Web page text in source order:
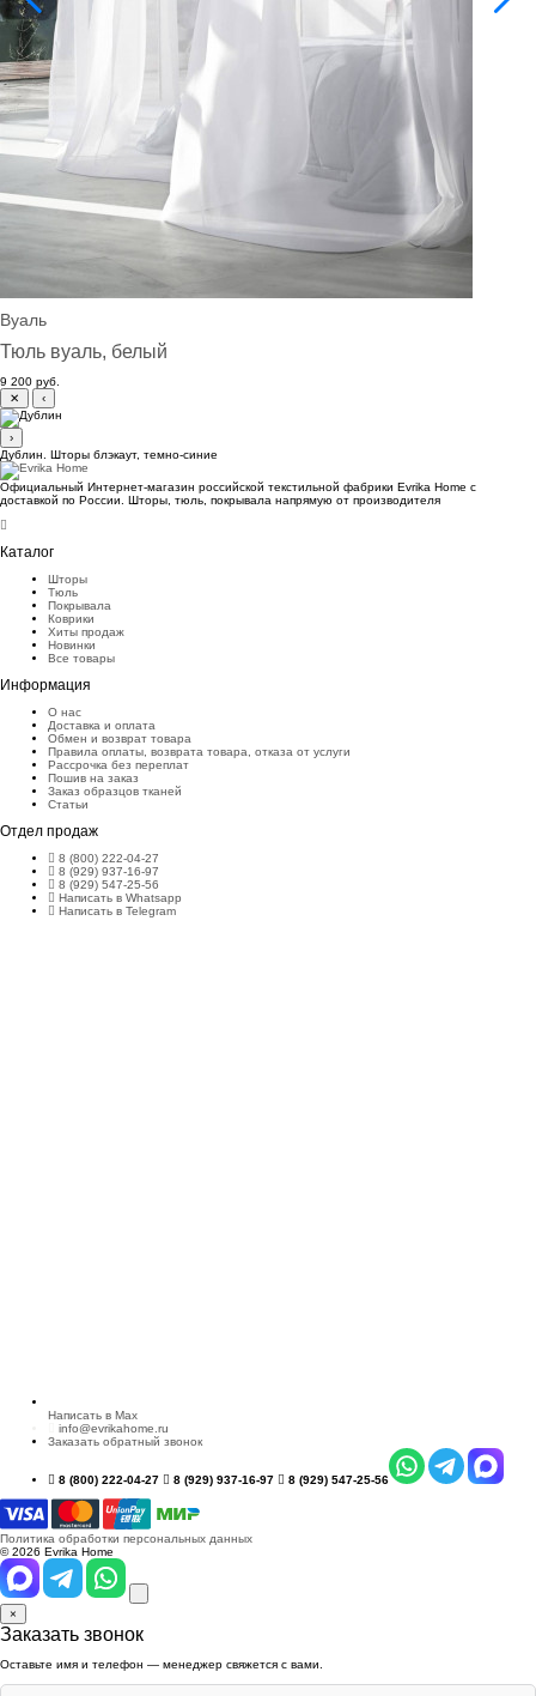
Вуаль
Тюль вуаль, белый
9 200 руб.
✕
‹
›
Дублин. Шторы блэкаут, темно-синие
Официальный Интернет-магазин российской текстильной фабрики Evrika Home c
доставкой по России. Шторы, тюль, покрывала напрямую от производителя
Каталог
Шторы
Тюль
Покрывала
Коврики
Хиты продаж
Новинки
Все товары
Информация
О нас
Доставка и оплата
Обмен и возврат товара
Правила оплаты, возврата товара, отказа от услуги
Рассрочка без переплат
Пошив на заказ
Заказ образцов тканей
Статьи
Отдел продаж
8 (800) 222-04-27
8 (929) 937-16-97
8 (929) 547-25-56
Написать в Whatsapp
Написать в Telegram
Написать в Max
info@evrikahome.ru
Заказать обратный звонок
8 (800) 222-04-27 8 (929) 937-16-97 8 (929) 547-25-56
Политика обработки персональных данных
© 2026 Evrika Home
×
Заказать звонок
Оставьте имя и телефон — менеджер свяжется с вами.